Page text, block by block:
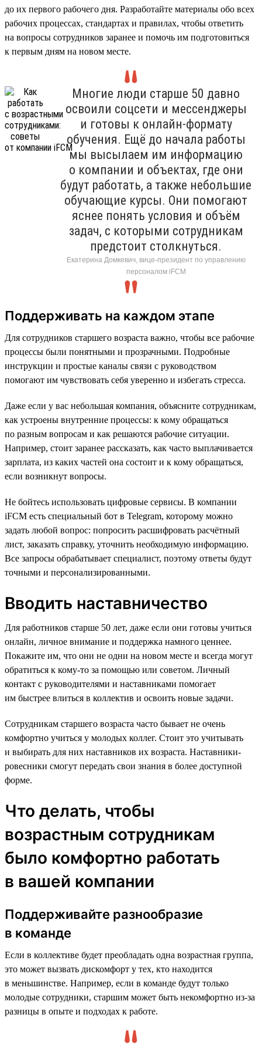
до их первого рабочего дня. Разработайте материалы обо всех
рабочих процессах, стандартах и правилах, чтобы ответить
на вопросы сотрудников заранее и помочь им подготовиться
к первым дням на новом месте.
Многие люди старше 50 давно
освоили соцсети и мессенджеры
и готовы к онлайн-формату
обучения. Ещё до начала работы
мы высылаем им информацию
о компании и объектах, где они
будут работать, а также небольшие
обучающие курсы. Они помогают
яснее понять условия и объём
задач, с которыми сотрудникам
предстоит столкнуться.
Екатерина Домкевич, вице-президент по управлению
персоналом iFCM
Поддерживать на каждом этапе
Для сотрудников старшего возраста важно, чтобы все рабочие
процессы были понятными и прозрачными. Подробные
инструкции и простые каналы связи с руководством
помогают им чувствовать себя уверенно и избегать стресса.
Даже если у вас небольшая компания, объясните сотрудникам,
как устроены внутренние процессы: к кому обращаться
по разным вопросам и как решаются рабочие ситуации.
Например, стоит заранее рассказать, как часто выплачивается
зарплата, из каких частей она состоит и к кому обращаться,
если возникнут вопросы.
Не бойтесь использовать цифровые сервисы. В компании
iFCM есть специальный бот в Telegram, которому можно
задать любой вопрос: попросить расшифровать расчётный
лист, заказать справку, уточнить необходимую информацию.
Все запросы обрабатывает специалист, поэтому ответы будут
точными и персонализированными.
Вводить наставничество
Для работников старше 50 лет, даже если они готовы учиться
онлайн, личное внимание и поддержка намного ценнее.
Покажите им, что они не одни на новом месте и всегда могут
обратиться к кому-то за помощью или советом. Личный
контакт с руководителями и наставниками помогает
им быстрее влиться в коллектив и освоить новые задачи.
Сотрудникам старшего возраста часто бывает не очень
комфортно учиться у молодых коллег. Стоит это учитывать
и выбирать для них наставников их возраста. Наставники-
ровесники смогут передать свои знания в более доступной
форме.
Что делать, чтобы
возрастным сотрудникам
было комфортно работать
в вашей компании
Поддерживайте разнообразие
в команде
Если в коллективе будет преобладать одна возрастная группа,
это может вызвать дискомфорт у тех, кто находится
в меньшинстве. Например, если в команде будут только
молодые сотрудники, старшим может быть некомфортно из-за
разницы в опыте и подходах к работе.